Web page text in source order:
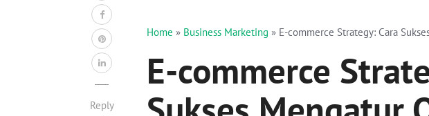
Reply
Home » Business Marketing » E-commerce Strategy: Cara
E-commerce